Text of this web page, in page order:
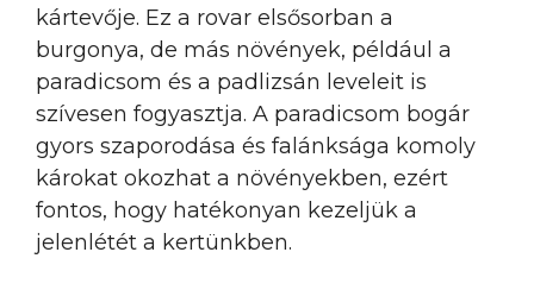
kártevője. Ez a rovar elsősorban a
burgonya, de más növények, például a
paradicsom és a padlizsán leveleit is
szívesen fogyasztja. A paradicsom bogár
gyors szaporodása és falánksága komoly
károkat okozhat a növényekben, ezért
fontos, hogy hatékonyan kezeljük a
jelenlétét a kertünkben.